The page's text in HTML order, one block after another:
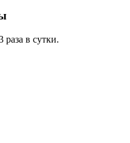
раза в сутки.